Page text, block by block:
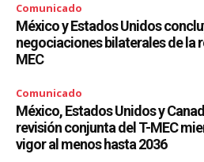
Comunicado
México y Estados Unidos
negociaciones bilaterales de la
MEC
Comunicado
México, Estados Unidos y
revisión conjunta del T-MEC
vigor al menos hasta 2036